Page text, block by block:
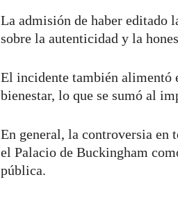
La admisión de haber editado
sobre la autenticidad y la
El incidente también alimentó
bienestar, lo que se sumó al
En general, la controversia en
el Palacio de Buckingham
pública.